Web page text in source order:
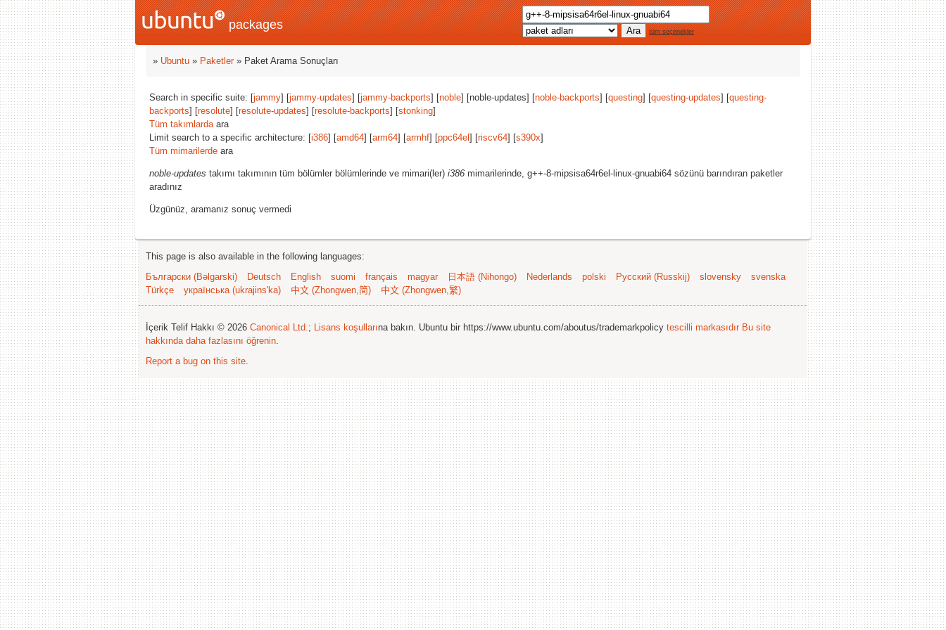
packages tüm seçenekler
» Ubuntu » Paketler» Paket Arama Sonuçları
Search in specific suite: [jammy] [jammy-updates] [jammy-backports] [noble] [noble-updates] [noble-backports] [questing] [questing-updates] [questing-
backports] [resolute] [resolute-updates] [resolute-backports] [stonking]
Tüm takımlardaara
Limit search to a specific architecture: [i386] [amd64] [arm64] [armhf] [ppc64el ] [riscv64] [s390x]
Tüm mimarilerde ara
noble-updates takımı takımının tüm bölümler bölümlerinde ve mimari(ler) i386 mimarilerinde, g++-8-mipsisa64r6el-linux-gnuabi64 sözünü barındıran paketler
aradınız
Üzgünüz, aramanız sonuç vermedi
This page is also available in the following languages:
Български (Bəlgarski)
Deutsch English suomi français magyar 日本語 (Nihongo) Nederlands polski Русский (Russkij) slovensky
svenska
Türkçe
українська (ukrajins'ka) 中文 (Zhongwen,简) 中文 (Zhongwen,繁)
İçerik Telif Hakkı © 2026 Canonical Ltd.; Lisans koşullarına bakın. Ubuntu bir https://www.ubuntu.com/aboutus/trademarkpolicy tescilli markasıdır Bu site
hakkında daha fazlasını öğrenin.
Report a bug on this site.